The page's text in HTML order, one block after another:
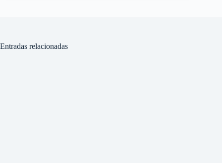
Entradas relacionadas